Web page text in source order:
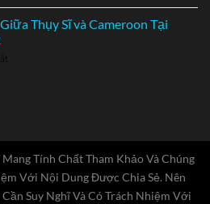
Cup
Uruguay
Tây
Ban
Lịch
Sử
Chiến
Hấp
Tại
World
Thụy Sĩ và Cameroon Tại
Thụy
Sĩ
Cameroon
Tại
Tính Chất Tham Khảo Và Chúng
Với Nội Dung Được Chia Sẻ. Nên
Suy Nghĩ Và Có Trách Nhiệm Với